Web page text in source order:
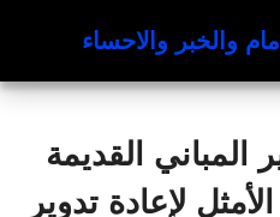
والخبر والاحساء
القديمة
لإعادة تدوير